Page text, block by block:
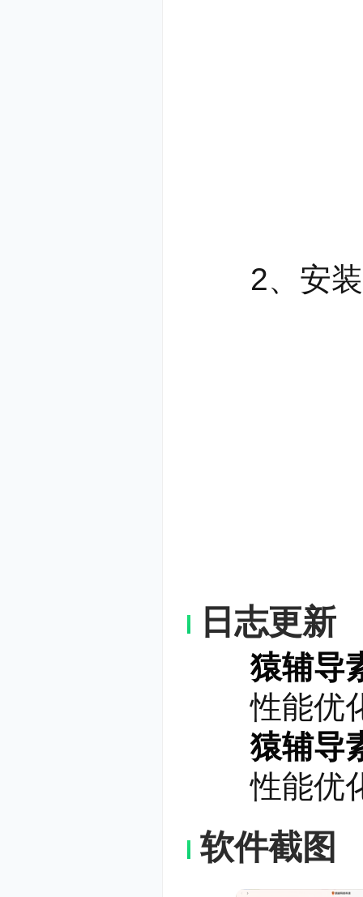
探究式学
3、新双
依托原版
说读练，
运用和多
自信交流。
2、安装
日志更新
猿辅导
性能优化
猿辅导
性能优化
软件截图